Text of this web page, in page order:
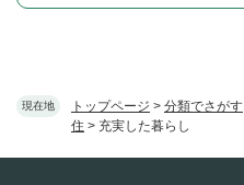
現在地 トップページ > 分類でさがす
住 > 充実した暮らし